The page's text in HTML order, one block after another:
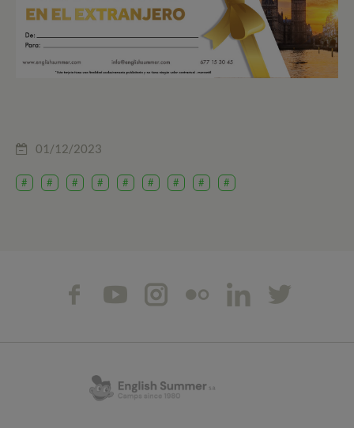
01/12/2023
# # # # # # # # #